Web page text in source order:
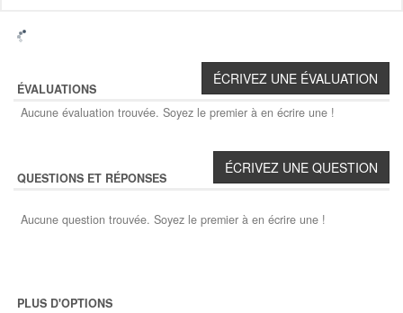
ÉVALUATIONS
Aucune évaluation trouvée. Soyez le premier à en écrire une !
QUESTIONS ET RÉPONSES
Aucune question trouvée. Soyez le premier à en écrire une !
PLUS D'OPTIONS